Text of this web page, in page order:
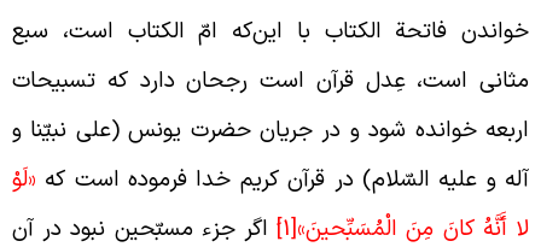
فاتحة الکتاب با این‌که امّ الکتاب است، سبع
است، عِدل قرآن است رجحان دارد که تسبیحات
خوانده شود و در جریان حضرت یونس (علی نبیّنا و
و علیه السّلام) در قرآن کریم خدا فرموده است که«لَوْ
أَنَّهُ كانَ مِنَ الْمُسَبِّحينَ»[1] اگر جزء مسبّحین نبود در آن